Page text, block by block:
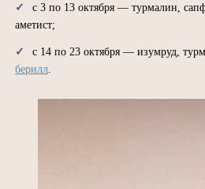
с 3 по 13 октября — турмалин,
аметист;
с 14 по 23 октября — изумруд,
берилл